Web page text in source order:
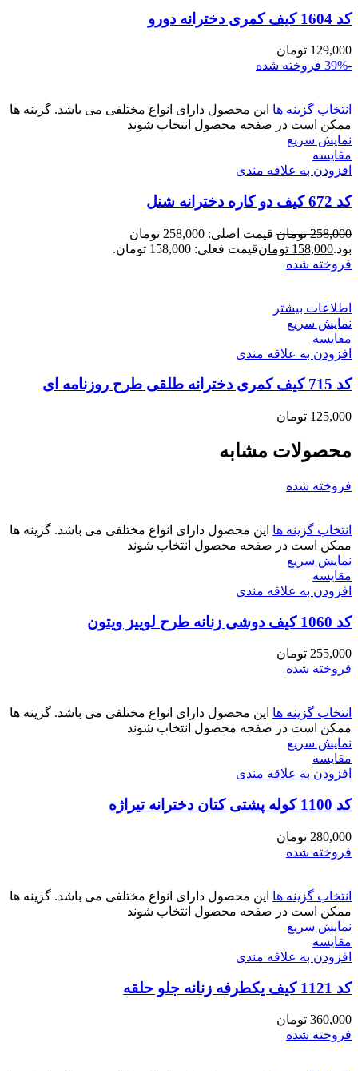
کد 1604 کیف کمری دخترانه دورو
129,000 تومان
-39%
فروخته شده
انتخاب گزینه ها این محصول دارای انواع مختلفی می باشد. گزینه ها
ممکن است در صفحه محصول انتخاب شوند
نمایش سریع
مقايسه
افزودن به علاقه مندی
کد 672 کیف دو کاره دخترانه شنل
258,000 تومان
قیمت اصلی: 258,000 تومان
بود.158,000 تومانقیمت فعلی: 158,000 تومان.
فروخته شده
اطلاعات بیشتر
نمایش سریع
مقايسه
افزودن به علاقه مندی
کد 715 کیف کمری دخترانه طلقی طرح روزنامه ای
125,000 تومان
محصولات مشابه
فروخته شده
انتخاب گزینه ها این محصول دارای انواع مختلفی می باشد. گزینه ها
ممکن است در صفحه محصول انتخاب شوند
نمایش سریع
مقايسه
افزودن به علاقه مندی
کد 1060 کیف دوشی زنانه طرح لوییز ویتون
255,000 تومان
فروخته شده
انتخاب گزینه ها این محصول دارای انواع مختلفی می باشد. گزینه ها
ممکن است در صفحه محصول انتخاب شوند
نمایش سریع
مقايسه
افزودن به علاقه مندی
کد 1100 کوله پشتی کتان دخترانه تیراژه
280,000 تومان
فروخته شده
انتخاب گزینه ها این محصول دارای انواع مختلفی می باشد. گزینه ها
ممکن است در صفحه محصول انتخاب شوند
نمایش سریع
مقايسه
افزودن به علاقه مندی
کد 1121 کیف یکطرفه زنانه جلو حلقه
360,000 تومان
فروخته شده